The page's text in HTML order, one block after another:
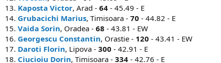
13. Kaposta Victor, Arad - 64 - 45.49 - E
14. Grubacichi Marius, Timisoara - 70 - 44.82 - E
15. Vaida Sorin, Oradea - 68 - 43.81 - EW
16. Georgescu Constantin, Orastie - 120 - 43.41 - EW
17. Daroti Florin, Lipova - 300 - 42.91 - E
18. Ciucioiu Dorin, Timisoara - 334 - 42.76 - E